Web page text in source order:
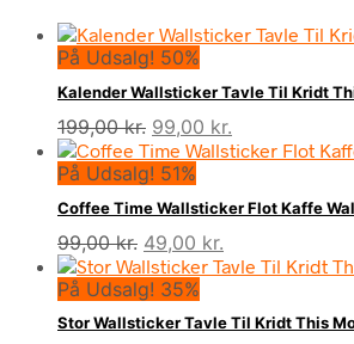
På Udsalg! 50%
Kalender Wallsticker Tavle Til Kridt
199,00kr. Den
oprindelige
pris
var:
199,00 kr..
99,00 kr.
aktuelle
er:
99,00 kr..
På Udsalg! 51%
Coffee Time Wallsticker Flot Kaffe
99,00kr. Den
oprindelige
pris
var:
99,00 kr..
49,00 kr.
aktuelle
er:
49,00 kr..
På Udsalg! 35%
Stor Wallsticker Tavle Til Kridt This